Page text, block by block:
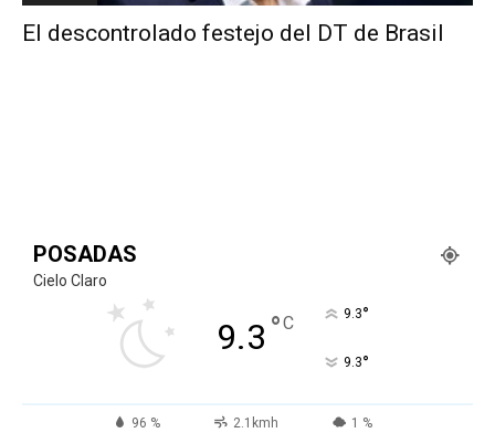
El descontrolado festejo del DT de Brasil
POSADAS
Cielo Claro
9.3 °C 9.3°
9.3°
96 % 2.1kmh 1 %